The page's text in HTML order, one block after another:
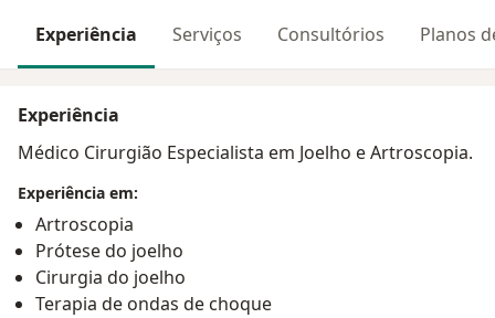
Experiência Serviços Consultórios Planos
Experiência
Médico Cirurgião Especialista em Joelho e Artroscopia.
Experiência em:
Artroscopia
Prótese do joelho
Cirurgia do joelho
Terapia de ondas de choque